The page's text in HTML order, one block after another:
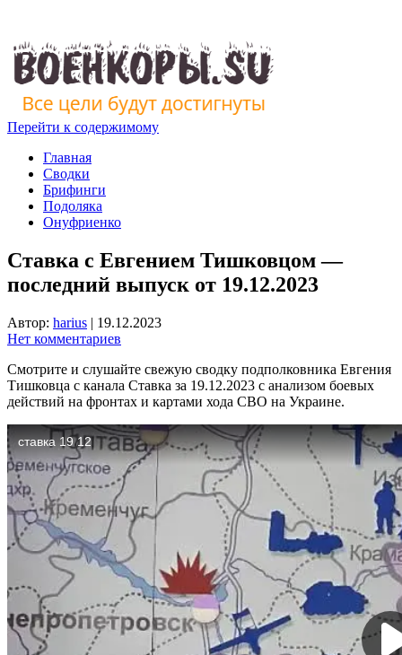
Перейти к содержимому
Главная
Сводки
Брифинги
Подоляка
Онуфриенко
Ставка с Евгением Тишковцом —
последний выпуск от 19.12.2023
Автор: harius | 19.12.2023
Нет комментариев
Смотрите и слушайте свежую сводку подполковника Евгения
Тишковца с канала Ставка за 19.12.2023 с анализом боевых
действий на фронтах и картами хода СВО на Украине.